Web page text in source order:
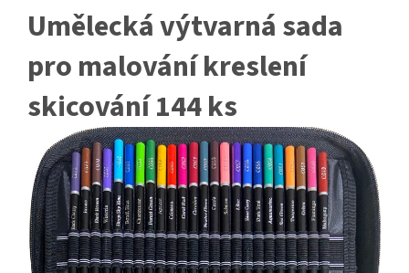
Umělecká výtvarná sada
pro malování kreslení
skicování 144 ks